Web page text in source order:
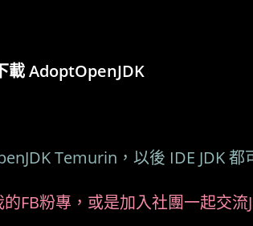
載 AdoptOpenJDK
Temurin，以後 IDE JDK
FB粉專，或是加入社團一起交